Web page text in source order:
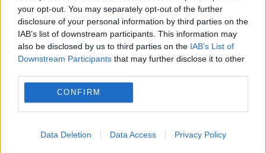
your opt-out. You may separately opt-out of the further
disclosure of your personal information by third parties on the
IAB’s list of downstream participants. This information may
also be disclosed by us to third parties on the IAB’s List of
Downstream Participants that may further disclose it to other
CONFIRM
Data Deletion Data Access Privacy Policy
această problemă. Există totuși două
modalități în care ați putea scăpa de
această problemă. Acestea includ...